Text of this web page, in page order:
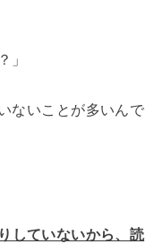
」
ないことが多いんで
していないから、読